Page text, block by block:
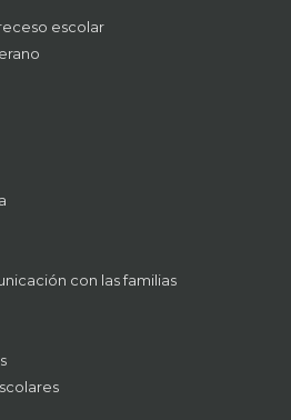
escolar
con las familias